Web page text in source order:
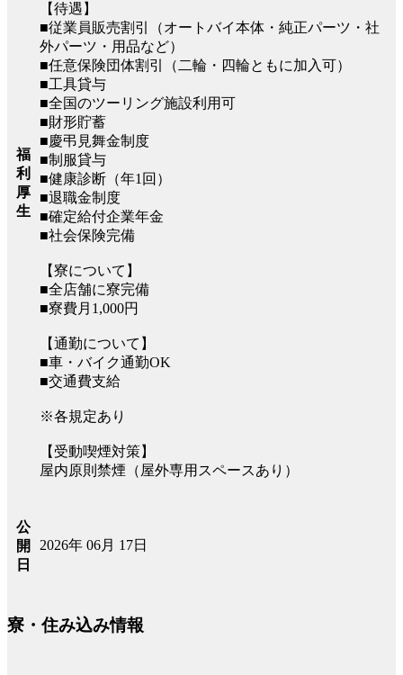
福
利
厚
生
【待遇】
■従業員販売割引（オートバイ本体・純正パーツ・社
外パーツ・用品など）
■任意保険団体割引（二輪・四輪ともに加入可）
■工具貸与
■全国のツーリング施設利用可
■財形貯蓄
■慶弔見舞金制度
■制服貸与
■健康診断（年1回）
■退職金制度
■確定給付企業年金
■社会保険完備
【寮について】
■全店舗に寮完備
■寮費月1,000円
【通勤について】
■車・バイク通勤OK
■交通費支給
※各規定あり
【受動喫煙対策】
屋内原則禁煙（屋外専用スペースあり）
公
開
日
2026年 06月 17日
寮・住み込み情報